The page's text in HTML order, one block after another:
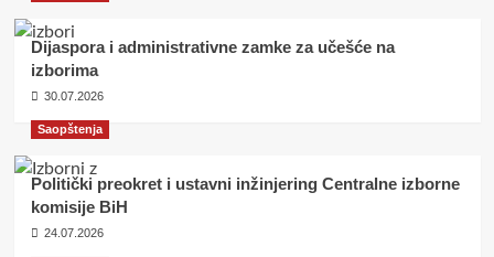
Dijaspora i administrativne zamke za učešće na
izborima
30.07.2026
Saopštenja
Politički preokret i ustavni inžinjering Centralne izborne
komisije BiH
24.07.2026